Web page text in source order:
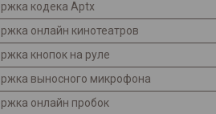
кодека Aptx
онлайн кинотеатров
кнопок на руле
выносного микрофона
онлайн пробок